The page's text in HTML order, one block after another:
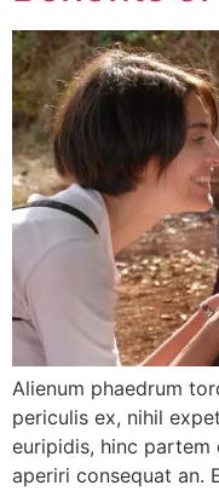
Alienum phaedrum
periculis ex, nihil
euripidis, hinc partem
aperiri consequat an.